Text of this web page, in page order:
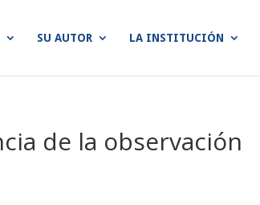
SU AUTOR LA INSTITUCIÓN
de la observación